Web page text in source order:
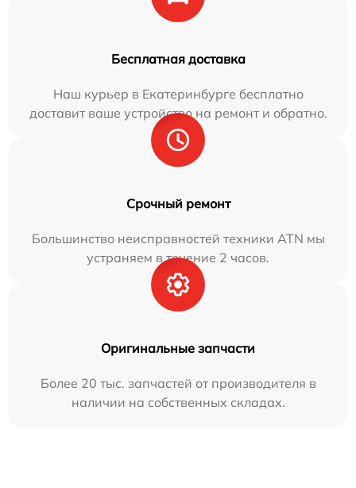
Бесплатная доставка
Наш курьер в Екатеринбурге бесплатно
доставит ваше устройство на ремонт и обратно.
Срочный ремонт
Большинство неисправностей техники ATN мы
устраняем в течение 2 часов.
Оригинальные запчасти
Более 20 тыс. запчастей от производителя в
наличии на собственных складах.